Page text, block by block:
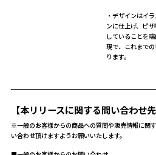
・デザインはイ
ンに仕上げ、ピ
していることを
現で、これまで
ります。
【本リリースに関する問い合わせ先
※一般のお客様からの商品への質問や販売情報に関
い合わせ頂けますようお願いいたします。